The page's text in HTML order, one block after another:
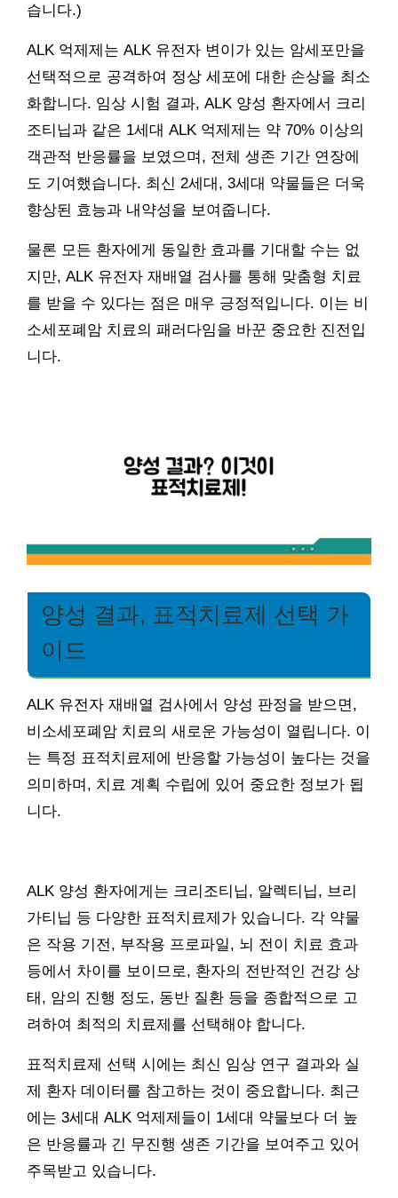
습니다.)
ALK 억제제는 ALK 유전자 변이가 있는 암세포만을
선택적으로 공격하여 정상 세포에 대한 손상을 최소
화합니다. 임상 시험 결과, ALK 양성 환자에서 크리
조티닙과 같은 1세대 ALK 억제제는 약 70% 이상의
객관적 반응률을 보였으며, 전체 생존 기간 연장에
도 기여했습니다. 최신 2세대, 3세대 약물들은 더욱
향상된 효능과 내약성을 보여줍니다.
물론 모든 환자에게 동일한 효과를 기대할 수는 없
지만, ALK 유전자 재배열 검사를 통해 맞춤형 치료
를 받을 수 있다는 점은 매우 긍정적입니다. 이는 비
소세포폐암 치료의 패러다임을 바꾼 중요한 진전입
니다.
양성 결과, 표적치료제 선택 가
이드
ALK 유전자 재배열 검사에서 양성 판정을 받으면,
비소세포폐암 치료의 새로운 가능성이 열립니다. 이
는 특정 표적치료제에 반응할 가능성이 높다는 것을
의미하며, 치료 계획 수립에 있어 중요한 정보가 됩
니다.
ALK 양성 환자에게는 크리조티닙, 알렉티닙, 브리
가티닙 등 다양한 표적치료제가 있습니다. 각 약물
은 작용 기전, 부작용 프로파일, 뇌 전이 치료 효과
등에서 차이를 보이므로, 환자의 전반적인 건강 상
태, 암의 진행 정도, 동반 질환 등을 종합적으로 고
려하여 최적의 치료제를 선택해야 합니다.
표적치료제 선택 시에는 최신 임상 연구 결과와 실
제 환자 데이터를 참고하는 것이 중요합니다. 최근
에는 3세대 ALK 억제제들이 1세대 약물보다 더 높
은 반응률과 긴 무진행 생존 기간을 보여주고 있어
주목받고 있습니다.